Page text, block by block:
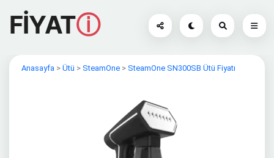
FİYATⓘ
Anasayfa > Ütü > SteamOne > SteamOne SN300SB Ütü Fiyatı